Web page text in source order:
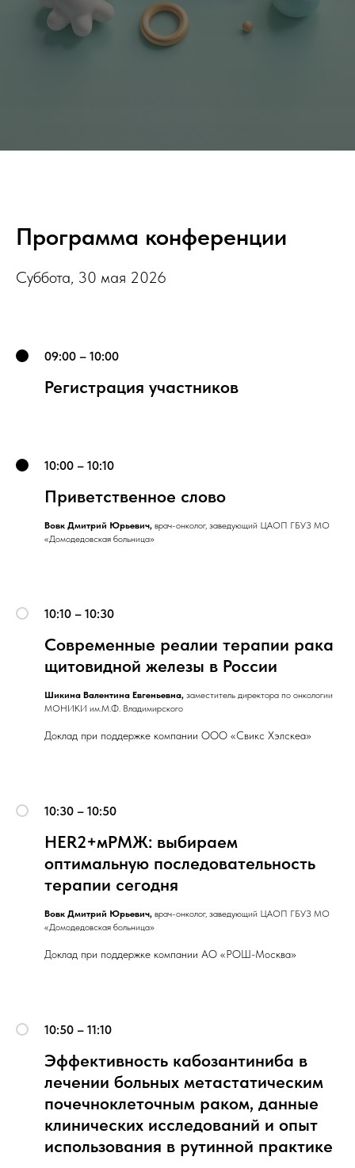
Программа конференции
Суббота, 30 мая 2026
09:00 – 10:00
Регистрация участников
10:00 – 10:10
Приветственное слово
Вовк Дмитрий Юрьевич, врач-онколог, заведующий ЦАОП ГБУЗ МО
«Домодедовская больница»
10:10 – 10:30
Современные реалии терапии рака
щитовидной железы в России
Шикина Валентина Евгеньевна, заместитель директора по онкологии
МОНИКИ им.М.Ф. Владимирского
Доклад при поддержке компании ООО «Свикс Хэлскеа»
10:30 – 10:50
HER2+мРМЖ: выбираем
оптимальную последовательность
терапии сегодня
Вовк Дмитрий Юрьевич, врач-онколог, заведующий ЦАОП ГБУЗ МО
«Домодедовская больница»
Доклад при поддержке компании АО «РОШ-Москва»
10:50 – 11:10
Эффективность кабозантиниба в
лечении больных метастатическим
почечноклеточным раком, данные
клинических исследований и опыт
использования в рутинной практике